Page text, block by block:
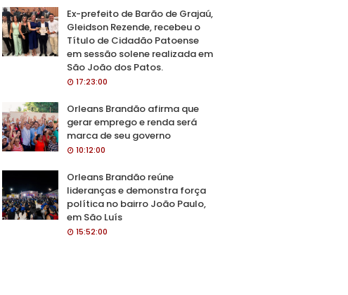
Ex-prefeito de Barão de Grajaú,
Gleidson Rezende, recebeu o
Título de Cidadão Patoense
em sessão solene realizada em
São João dos Patos.
17:23:00
Orleans Brandão afirma que
gerar emprego e renda será
marca de seu governo
10:12:00
Orleans Brandão reúne
lideranças e demonstra força
política no bairro João Paulo,
em São Luís
15:52:00